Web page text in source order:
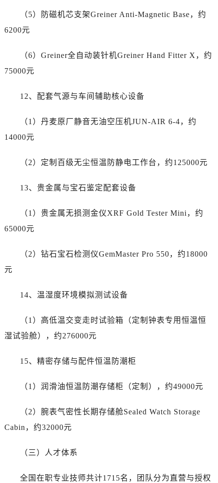
（5）防磁机芯支架Greiner Anti-Magnetic Base，约
6200元
（6）Greiner全自动装针机Greiner Hand Fitter X，约
75000元
12、配套气源与车间辅助核心设备
（1）丹麦原厂静音无油空压机JUN-AIR 6-4，约
14000元
（2）定制百级无尘恒温防静电工作台，约125000元
13、贵金属与宝石鉴定配套设备
（1）贵金属无损测金仪XRF Gold Tester Mini，约
65000元
（2）钻石宝石检测仪GemMaster Pro 550，约18000
元
14、温湿度环境模拟测试设备
（1）高低温交变走时试验箱（定制钟表专用恒温恒
湿试验舱），约276000元
15、精密存储与配件恒温防潮柜
（1）润滑油恒温防潮存储柜（定制），约49000元
（2）腕表气密性长期存储舱Sealed Watch Storage
Cabin，约32000元
（三）人才体系
全国在职专业技师共计1715名，团队分为直营与授权